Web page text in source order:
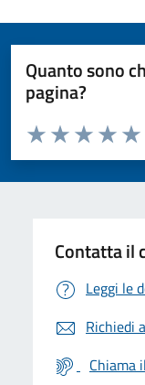
Quanto sono
pagina?
Valuta da 1 a 5 stelle la
Valuta
Valuta 3
Valuta 2 stelle
Valuta 1 stelle su 5
Contatta il
Leggi le
Richiedi
Chiama